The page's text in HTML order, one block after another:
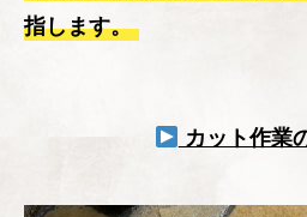
指します。
カット作業